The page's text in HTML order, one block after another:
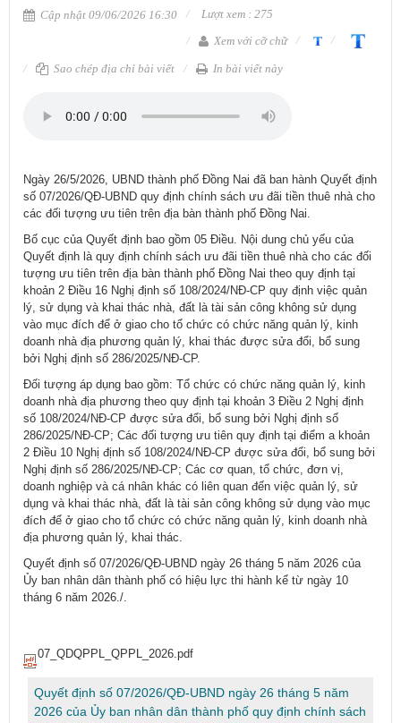
Cập nhật 09/06/2026 16:30
Lượt xem : 275
Xem với cỡ chữ
Sao chép địa chỉ bài viết In bài viết này
Ngày 26/5/2026, UBND thành phố Đồng Nai đã ban hành Quyết định
số 07/2026/QĐ-UBND quy định chính sách ưu đãi tiền thuê nhà cho
các đối tượng ưu tiên trên địa bàn thành phố Đồng Nai.
Bố cục của Quyết định bao gồm 05 Điều. Nội dung chủ yếu của
Quyết định là quy định chính sách ưu đãi tiền thuê nhà cho các đối
tượng ưu tiên trên địa bàn thành phố Đồng Nai theo quy định tại
khoản 2 Điều 16 Nghị định số 108/2024/NĐ-CP quy định việc quản
lý, sử dụng và khai thác nhà, đất là tài sản công không sử dụng
vào mục đích để ở giao cho tổ chức có chức năng quản lý, kinh
doanh nhà địa phương quản lý, khai thác được sửa đổi, bổ sung
bởi Nghị định số 286/2025/NĐ-CP.
Đối tượng áp dụng bao gồm: Tổ chức có chức năng quản lý, kinh
doanh nhà địa phương theo quy định tại khoản 3 Điều 2 Nghị định
số 108/2024/NĐ-CP được sửa đổi, bổ sung bởi Nghị định số
286/2025/NĐ-CP; Các đối tượng ưu tiên quy định tại điểm a khoản
2 Điều 10 Nghị định số 108/2024/NĐ-CP được sửa đổi, bổ sung bởi
Nghị định số 286/2025/NĐ-CP; Các cơ quan, tổ chức, đơn vị,
doanh nghiệp và cá nhân khác có liên quan đến việc quản lý, sử
dụng và khai thác nhà, đất là tài sản công không sử dụng vào mục
đích để ở giao cho tổ chức có chức năng quản lý, kinh doanh nhà
địa phương quản lý, khai thác.
Quyết định số 07/2026/QĐ-UBND ngày 26 tháng 5 năm 2026 của
Ủy ban nhân dân thành phố có hiệu lực thi hành kể từ ngày 10
tháng 6 năm 2026./.
07_QDQPPL_QPPL_2026.pdf
Quyết định số 07/2026/QĐ-UBND ngày 26 tháng 5 năm
2026 của Ủy ban nhân dân thành phố quy định chính sách